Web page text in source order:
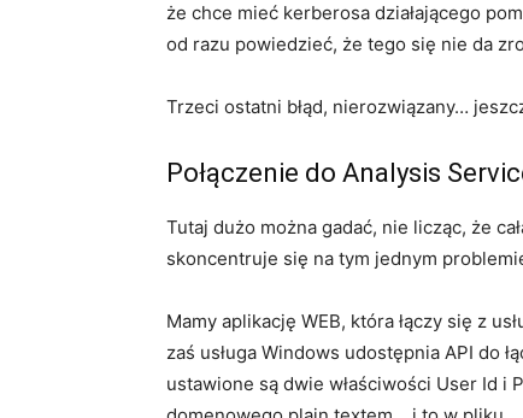
że chce mieć kerberosa działającego
od razu powiedzieć, że tego się nie da
Trzeci ostatni błąd, nierozwiązany…
Połączenie do Analysis
Tutaj dużo można gadać, nie licząc, że
skoncentruje się na tym jednym
Mamy aplikację WEB, która łączy się z
zaś usługa Windows udostępnia API do
ustawione są dwie właściwości User Id i